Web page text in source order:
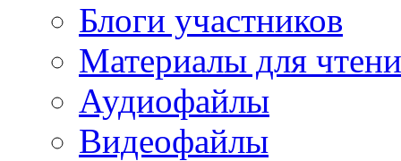
Блоги участников
Материалы для
Аудиофайлы
Видеофайлы